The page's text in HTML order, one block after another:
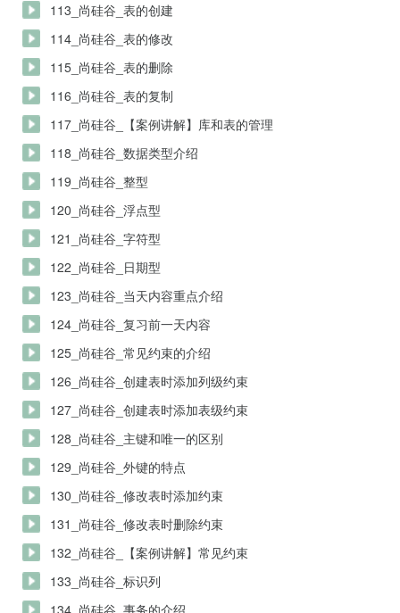
113_尚硅谷_表的创建
114_尚硅谷_表的修改
115_尚硅谷_表的删除
116_尚硅谷_表的复制
117_尚硅谷_【案例讲解】库和表的管理
118_尚硅谷_数据类型介绍
119_尚硅谷_整型
120_尚硅谷_浮点型
121_尚硅谷_字符型
122_尚硅谷_日期型
123_尚硅谷_当天内容重点介绍
124_尚硅谷_复习前一天内容
125_尚硅谷_常见约束的介绍
126_尚硅谷_创建表时添加列级约束
127_尚硅谷_创建表时添加表级约束
128_尚硅谷_主键和唯一的区别
129_尚硅谷_外键的特点
130_尚硅谷_修改表时添加约束
131_尚硅谷_修改表时删除约束
132_尚硅谷_【案例讲解】常见约束
133_尚硅谷_标识列
134_尚硅谷_事务的介绍